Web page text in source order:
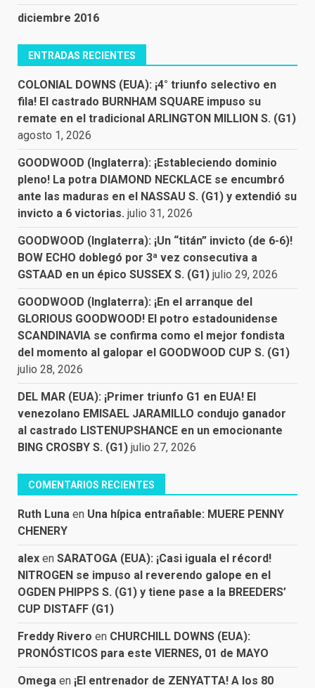
diciembre 2016
ENTRADAS RECIENTES
COLONIAL DOWNS (EUA): ¡4° triunfo selectivo en
fila! El castrado BURNHAM SQUARE impuso su
remate en el tradicional ARLINGTON MILLION S. (G1)
agosto 1, 2026
GOODWOOD (Inglaterra): ¡Estableciendo dominio
pleno! La potra DIAMOND NECKLACE se encumbró
ante las maduras en el NASSAU S. (G1) y extendió su
invicto a 6 victorias. julio 31, 2026
GOODWOOD (Inglaterra): ¡Un “titán” invicto (de 6-6)!
BOW ECHO doblegó por 3ª vez consecutiva a
GSTAAD en un épico SUSSEX S. (G1) julio 29, 2026
GOODWOOD (Inglaterra): ¡En el arranque del
GLORIOUS GOODWOOD! El potro estadounidense
SCANDINAVIA se confirma como el mejor fondista
del momento al galopar el GOODWOOD CUP S. (G1)
julio 28, 2026
DEL MAR (EUA): ¡Primer triunfo G1 en EUA! El
venezolano EMISAEL JARAMILLO condujo ganador
al castrado LISTENUPSHANCE en un emocionante
BING CROSBY S. (G1) julio 27, 2026
COMENTARIOS RECIENTES
Ruth Luna en Una hípica entrañable: MUERE PENNY
CHENERY
alex en SARATOGA (EUA): ¡Casi iguala el récord!
NITROGEN se impuso al reverendo galope en el
OGDEN PHIPPS S. (G1) y tiene pase a la BREEDERS’
CUP DISTAFF (G1)
Freddy Rivero en CHURCHILL DOWNS (EUA):
PRONÓSTICOS para este VIERNES, 01 de MAYO
Omega en ¡El entrenador de ZENYATTA! A los 80